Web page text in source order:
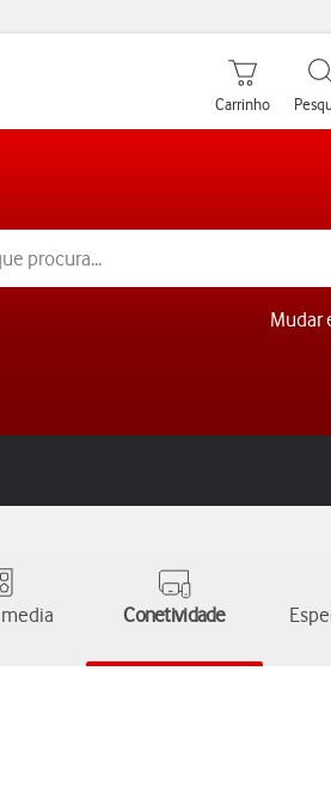
Carrinho de
Carrinho
Mudar
Conetividade